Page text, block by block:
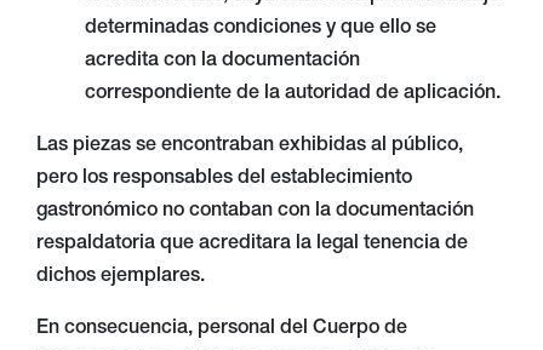
determinadas condiciones y que ello se
acredita con la documentación
correspondiente de la autoridad de aplicación.
Las piezas se encontraban exhibidas al público,
pero los responsables del establecimiento
gastronómico no contaban con la documentación
respaldatoria que acreditara la legal tenencia de
dichos ejemplares.
En consecuencia, personal del Cuerpo de